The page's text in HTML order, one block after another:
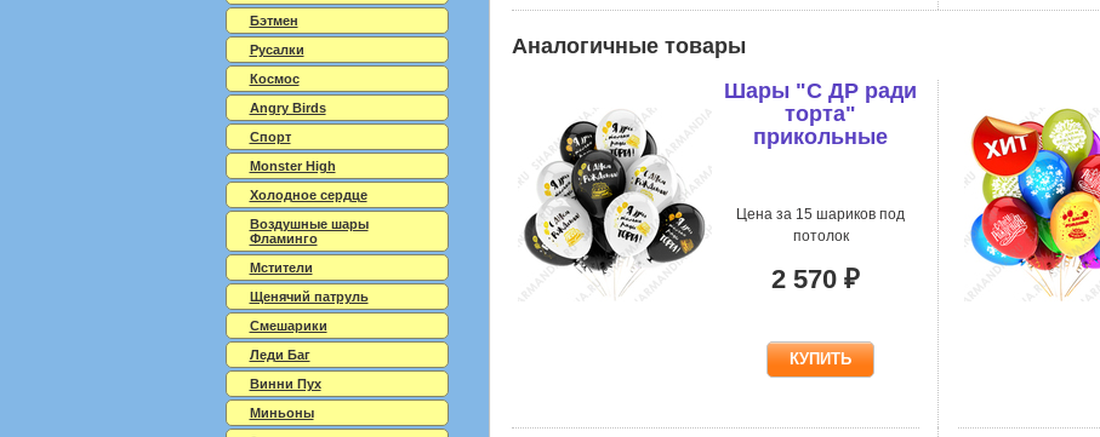
Аналогичные товары
Шары "С ДР ради
торта"
прикольные
Цена за 15 шариков под
потолок
2 570 ₽
Бэтмен
Русалки
Космос
Angry Birds
Спорт
Monster High
Холодное сердце
Воздушные шары
Фламинго
Мстители
Щенячий патруль
Смешарики
Леди Баг
Винни Пух
Миньоны